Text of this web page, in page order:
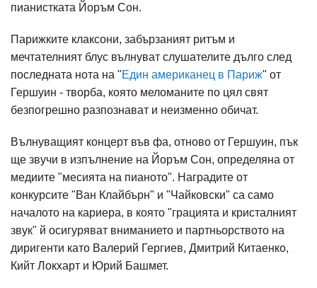
пианистката Йоръм Сон.
Парижките клаксони, забързаният ритъм и
мечтателният блус вълнуват слушателите дълго след
последната нота на "Един американец в Париж" от
Гершуин - творба, която меломаните по цял свят
безпогрешно разпознават и неизменно обичат.
Вълнуващият концерт във фа, отново от Гершуин, пък
ще звучи в изпълнение на Йоръм Сон, определяна от
медиите "месията на пианото". Наградите от
конкурсите "Ван Клайбърн" и "Чайковски" са само
началото на кариера, в която "грацията и кристалният
звук" й осигуряват вниманието и партньорството на
диригенти като Валерий Гергиев, Дмитрий Китаенко,
Кийт Локхарт и Юрий Башмет.